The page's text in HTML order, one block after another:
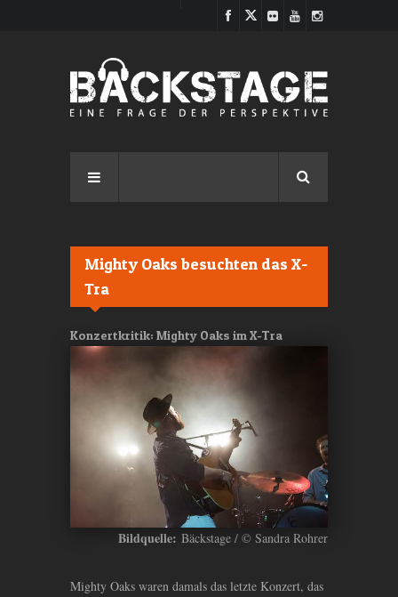
Mighty Oaks besuchten das X-
Tra
Konzertkritik: Mighty Oaks im X-Tra
Bildquelle: Bäckstage / © Sandra Rohrer
Mighty Oaks waren damals das letzte Konzert, das